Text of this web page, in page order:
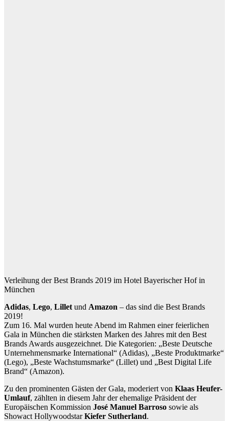
Verleihung der Best Brands 2019 im Hotel Bayerischer Hof in
München
Adidas, Lego, Lilletund Amazon – das sind die Best Brands
2019!
Zum 16. Mal wurden heute Abend im Rahmen einer feierlichen
Gala in München die stärksten Marken des Jahres mit den Best
Brands Awards ausgezeichnet. Die Kategorien: „Beste Deutsche
Unternehmensmarke International“ (Adidas), „Beste Produktmarke“
(Lego), „Beste Wachstumsmarke“ (Lillet) und „Best Digital Life
Brand“ (Amazon).
Zu den prominenten Gästen der Gala, moderiert von Klaas Heufer-
Umlauf, zählten in diesem Jahr der ehemalige Präsident der
Europäischen Kommission José Manuel Barroso sowie als
Showact HollywoodstarKiefer Sutherland.